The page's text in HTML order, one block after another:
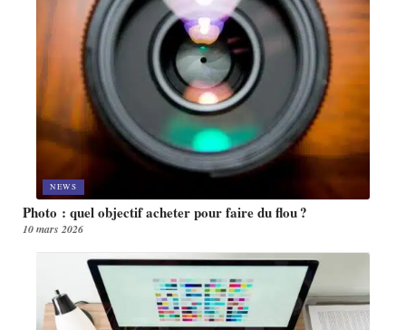
NEWS
Photo : quel objectif acheter pour faire du flou ?
10 mars 2026